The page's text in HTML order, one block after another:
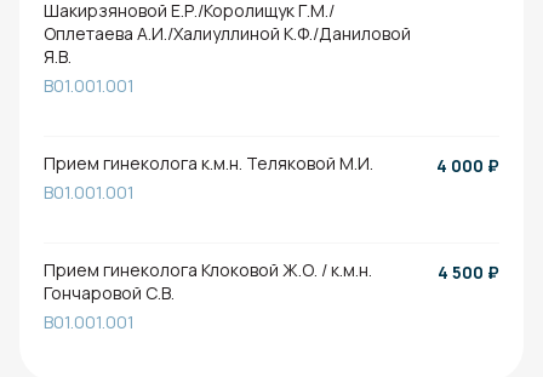
Шакирзяновой Е.Р./Королищук Г.М./
Оплетаева А.И./Халиуллиной К.Ф./Даниловой
Я.В.
B01.001.001
Прием гинеколога к.м.н. Теляковой М.И.
B01.001.001
4 000 ₽
Прием гинеколога Клоковой Ж.О. / к.м.н.
Гончаровой С.В.
B01.001.001
4 500 ₽